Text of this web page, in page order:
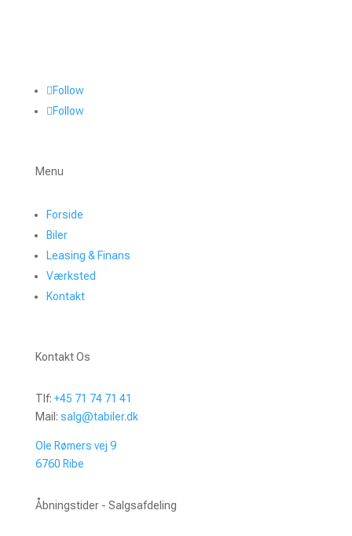
Follow
Follow
Menu
Forside
Biler
Leasing & Finans
Værksted
Kontakt
Kontakt Os
Tlf: +45 71 74 71 41
Mail: salg@tabiler.dk
Ole Rømers vej 9
6760 Ribe
Åbningstider - Salgsafdeling